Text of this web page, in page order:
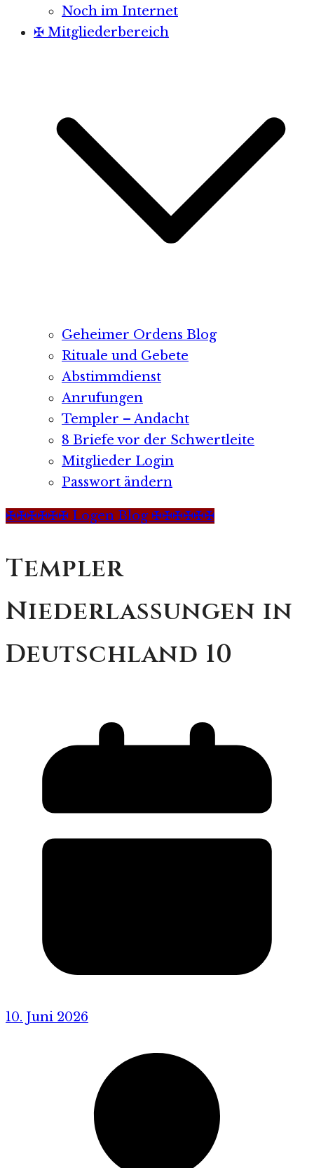
Noch im Internet
✠ Mitgliederbereich
Geheimer Ordens Blog
Rituale und Gebete
Abstimmdienst
Anrufungen
Templer – Andacht
8 Briefe vor der Schwertleite
Mitglieder Login
Passwort ändern
✠✠✠✠✠✠ Logen Blog ✠✠✠✠✠✠
Templer
Niederlassungen in
Deutschland 10
10. Juni 2026